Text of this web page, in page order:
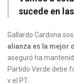
sucede en
Gallardo Cardona
alianza es la mejor
aseguró ha
Partido Verde debe
y el PT.